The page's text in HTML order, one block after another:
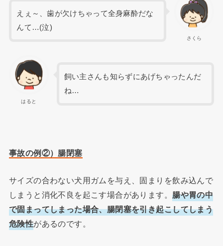
さくら
えぇ～、歯が欠けちゃって全身麻酔だな
んて…(泣)
はると
飼い主さんも知らずにあげちゃったんだ
ね…
事故の例②）腸閉塞
サイズの合わない犬用ガムを与え、固まりを飲み込んで
しまうと消化不良を起こす場合があります。腸や胃の中
で固まってしまった場合、腸閉塞を引き起こしてしまう
危険性があるのです。